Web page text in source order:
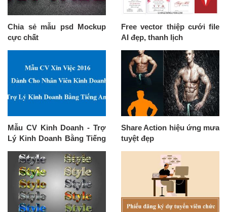
Chia sẻ mẫu psd Mockup
cực chất
Free vector thiệp cưới file
AI đẹp, thanh lịch
Mẫu CV Kinh Doanh - Trợ
Lý Kinh Doanh Bằng Tiếng
Share Action hiệu ứng mưa
tuyệt đẹp